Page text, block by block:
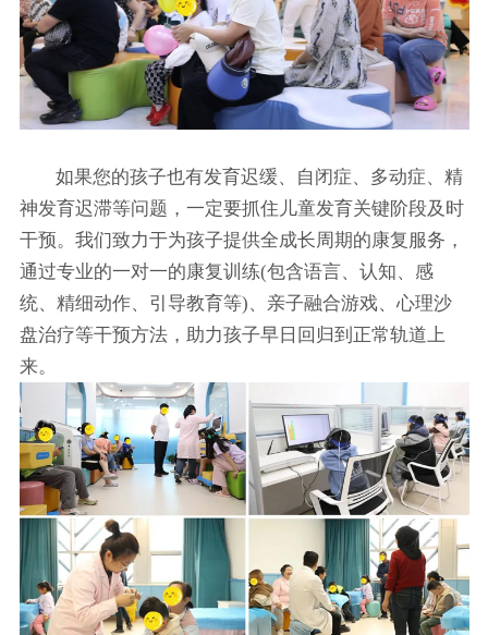
如果您的孩子也有发育迟缓、自闭症、多动症、精
神发育迟滞等问题，一定要抓住儿童发育关键阶段及时
干预。我们致力于为孩子提供全成长周期的康复服务，
通过专业的一对一的康复训练(包含语言、认知、感
统、精细动作、引导教育等)、亲子融合游戏、心理沙
盘治疗等干预方法，助力孩子早日回归到正常轨道上
来。